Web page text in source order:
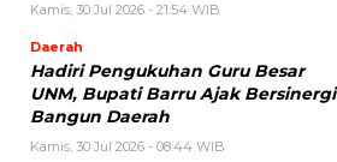
Kamis, 30 Jul 2026 - 21:54 WIB
Daerah
Hadiri Pengukuhan Guru Besar
UNM, Bupati Barru Ajak Bersinergi
Bangun Daerah
Kamis, 30 Jul 2026 - 08:44 WIB